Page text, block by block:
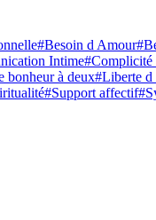
#Besoin d Amour
Intime#Complicité
bonheur à deux#Liberte d
#Support affectif